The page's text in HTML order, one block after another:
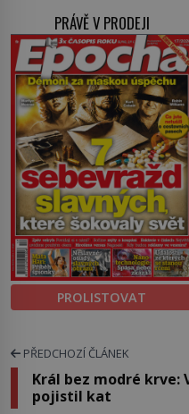
PRÁVĚ V PRODEJI
PROLISTOVAT
PŘEDCHOZÍ ČLÁNEK
Král bez modré krve:
pojistil kat